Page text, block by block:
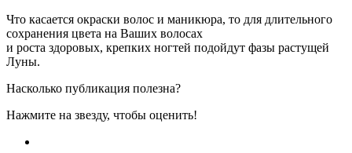
Что касается окраски волос и маникюра, то для длительного
сохранения цвета на Ваших волосах
и роста здоровых, крепких ногтей подойдут фазы растущей
Луны.
Насколько публикация полезна?
Нажмите на звезду, чтобы оценить!